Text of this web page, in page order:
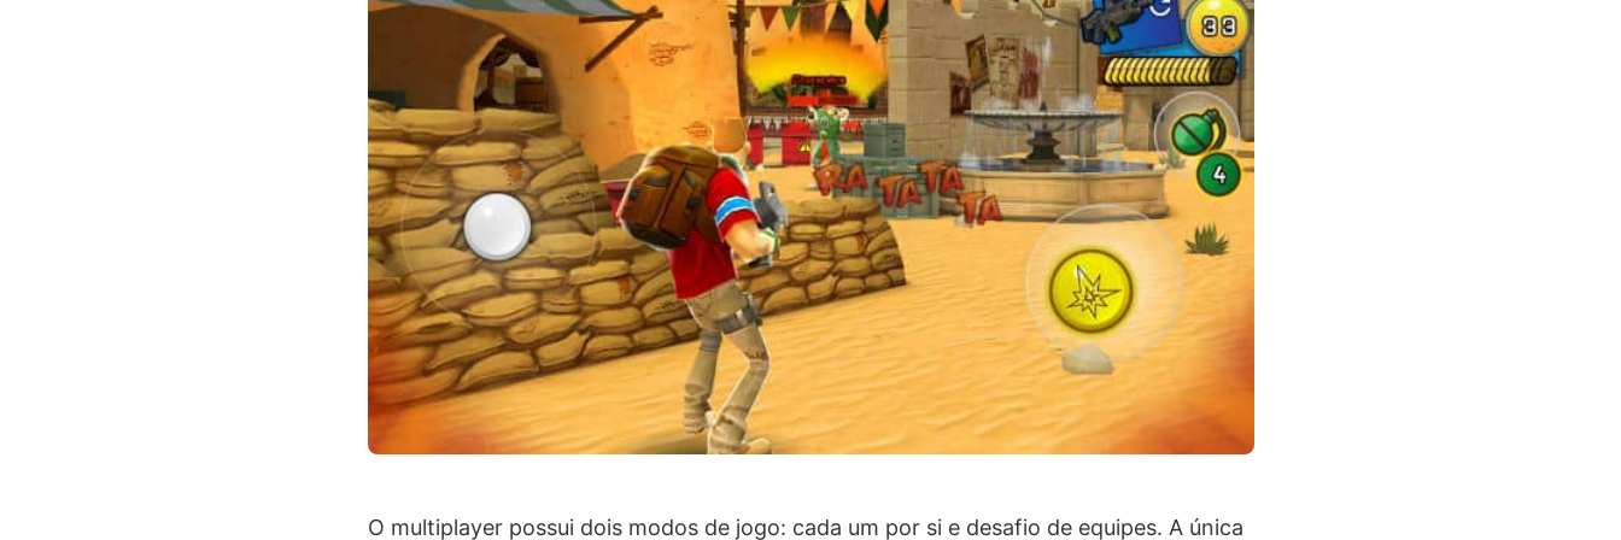
O multiplayer possui dois modos de jogo: cada um por si e desafio de equipes. A única